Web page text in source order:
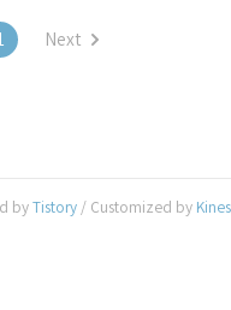
Next
by Tistory/ Customized by